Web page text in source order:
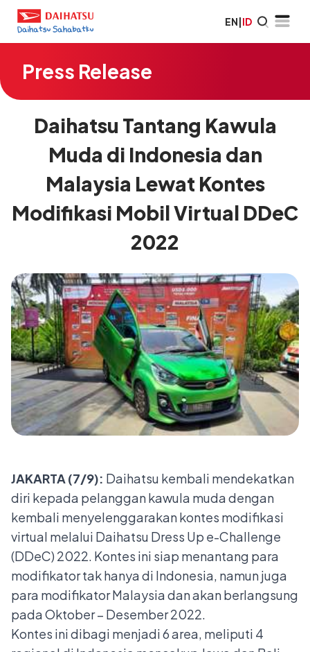
EN|ID
Press Release
Daihatsu Tantang Kawula
Muda di Indonesia dan
Malaysia Lewat Kontes
Modifikasi Mobil Virtual DDeC
2022
JAKARTA (7/9): Daihatsu kembali mendekatkan
diri kepada pelanggan kawula muda dengan
kembali menyelenggarakan kontes modifikasi
virtual melalui Daihatsu Dress Up e-Challenge
(DDeC) 2022. Kontes ini siap menantang para
modifikator tak hanya di Indonesia, namun juga
para modifikator Malaysia dan akan berlangsung
pada Oktober – Desember 2022.
Kontes ini dibagi menjadi 6 area, meliputi 4